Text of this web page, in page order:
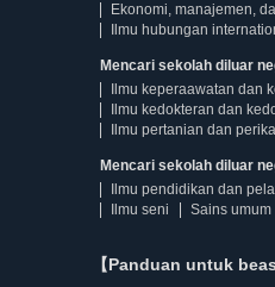
Ekonomi, manajemen,
Ilmu hubungan
Mencari sekolah diluar
Ilmu keperaawatan dan
Ilmu kedokteran dan
Ilmu pertanian dan
Mencari sekolah diluar
Ilmu pendidikan dan
Ilmu seni
Sains umum
【Panduan untuk